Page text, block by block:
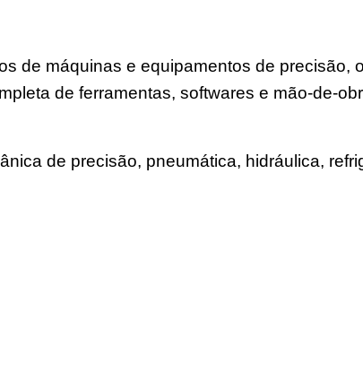
de máquinas e equipamentos de precisão,
de ferramentas, softwares e mão-de-
de precisão, pneumática, hidráulica,